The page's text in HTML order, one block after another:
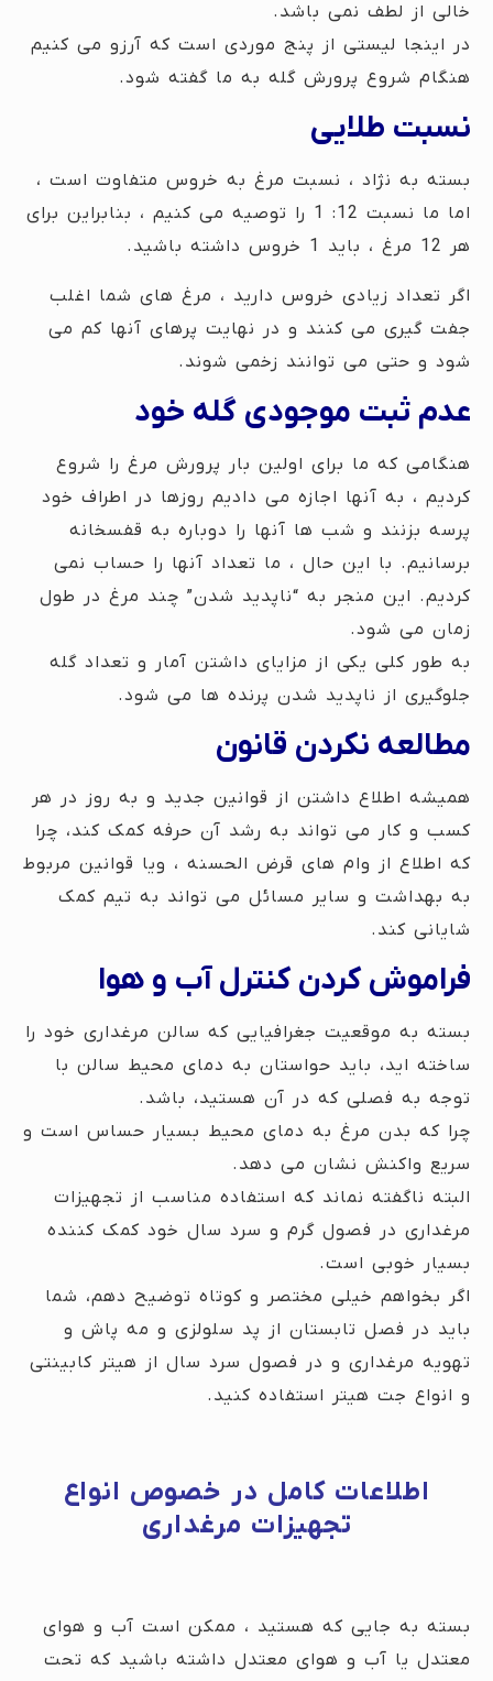
خالی از لطف نمی باشد.
در اینجا لیستی از پنج موردی است که آرزو می کنیم
هنگام شروع پرورش گله به ما گفته شود.
نسبت طلایی
بسته به نژاد ، نسبت مرغ به خروس متفاوت است ،
اما ما نسبت 12: 1 را توصیه می کنیم ، بنابراین برای
هر 12 مرغ ، باید 1 خروس داشته باشید.
اگر تعداد زیادی خروس دارید ، مرغ های شما اغلب
جفت گیری می کنند و در نهایت پرهای آنها کم می
شود و حتی می توانند زخمی شوند.
عدم ثبت موجودی گله خود
هنگامی که ما برای اولین بار پرورش مرغ را شروع
کردیم ، به آنها اجازه می دادیم روزها در اطراف خود
پرسه بزنند و شب ها آنها را دوباره به قفسخانه
برسانیم. با این حال ، ما تعداد آنها را حساب نمی
کردیم. این منجر به “ناپدید شدن” چند مرغ در طول
زمان می شود.
به طور کلی یکی از مزایای داشتن آمار و تعداد گله
جلوگیری از ناپدید شدن پرنده ها می شود.
مطالعه نکردن قانون
همیشه اطلاع داشتن از قوانین جدید و به روز در هر
کسب و کار می تواند به رشد آن حرفه کمک کند، چرا
که اطلاع از وام های قرض الحسنه ، ویا قوانین مربوط
به بهداشت و سایر مسائل می تواند به تیم کمک
شایانی کند.
فراموش کردن کنترل آب و هوا
بسته به موقعیت جغرافیایی که سالن مرغداری خود را
ساخته اید، باید حواستان به دمای محیط سالن با
توجه به فصلی که در آن هستید، باشد.
چرا که بدن مرغ به دمای محیط بسیار حساس است و
سریع واکنش نشان می دهد.
البته ناگفته نماند که استفاده مناسب از تجهیزات
مرغداری در فصول گرم و سرد سال خود کمک کننده
بسیار خوبی است.
اگر بخواهم خیلی مختصر و کوتاه توضیح دهم، شما
باید در فصل تابستان از پد سلولزی و مه پاش و
تهویه مرغداری و در فصول سرد سال از هیتر کابینتی
و انواع جت هیتر استفاده کنید.
اطلاعات کامل در خصوص انواع
تجهیزات مرغداری
بسته به جایی که هستید ، ممکن است آب و هوای
معتدل یا آب و هوای معتدل داشته باشید که تحت